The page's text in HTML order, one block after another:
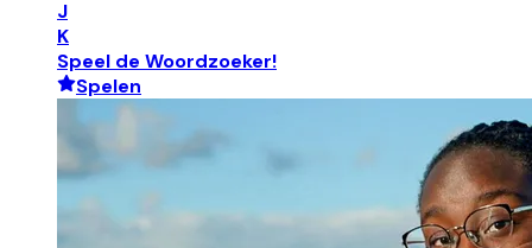
J
K
Speel de Woordzoeker!
Spelen